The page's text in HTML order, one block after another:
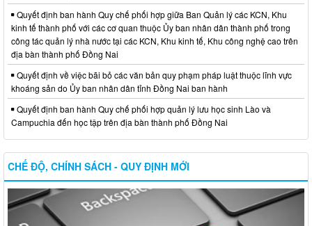
Quyết định ban hành Quy chế phối hợp giữa Ban Quản lý các KCN, Khu
kinh tế thành phố với các cơ quan thuộc Ủy ban nhân dân thành phố trong
công tác quản lý nhà nước tại các KCN, Khu kinh tế, Khu công nghệ cao trên
địa bàn thành phố Đồng Nai
Quyết định về việc bãi bỏ các văn bản quy phạm pháp luật thuộc lĩnh vực
khoáng sản do Ủy ban nhân dân tỉnh Đồng Nai ban hành
Quyết định ban hành Quy chế phối hợp quản lý lưu học sinh Lào và
Campuchia đến học tập trên địa bàn thành phố Đồng Nai
CHẾ ĐỘ, CHÍNH SÁCH - QUY ĐỊNH MỚI